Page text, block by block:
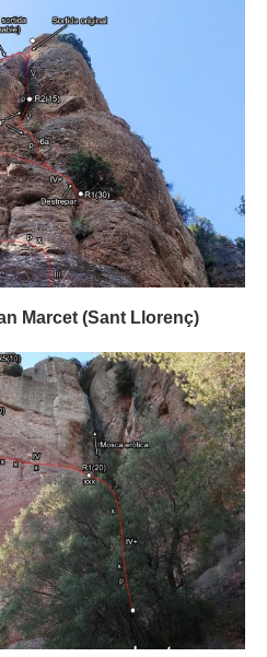
Marcet (Sant Llorenç)